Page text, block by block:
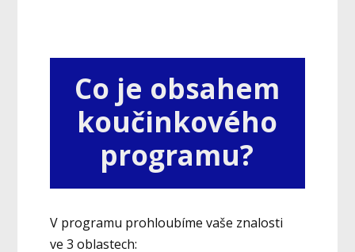
Co je obsahem
koučinkového
programu?
V programu prohloubíme vaše znalosti
ve 3 oblastech: